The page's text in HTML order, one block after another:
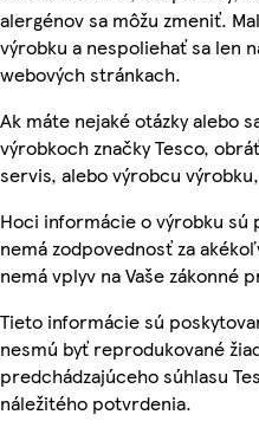
alergénov sa môžu zmeniť.
výrobku a nespoliehať sa len
webových stránkach.
Ak máte nejaké otázky alebo
výrobkoch značky Tesco,
servis, alebo výrobcu
Hoci informácie o výrobku sú
nemá zodpovednosť za
nemá vplyv na Vaše zákonné
Tieto informácie sú
nesmú byť reprodukované
predchádzajúceho súhlasu
náležitého potvrdenia.